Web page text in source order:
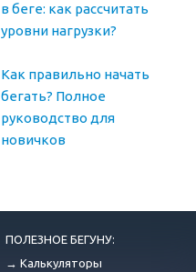
в беге: как рассчитать
уровни нагрузки?
Как правильно начать
бегать? Полное
руководство для
новичков
ПОЛЕЗНОЕ БЕГУНУ:
→ Калькуляторы